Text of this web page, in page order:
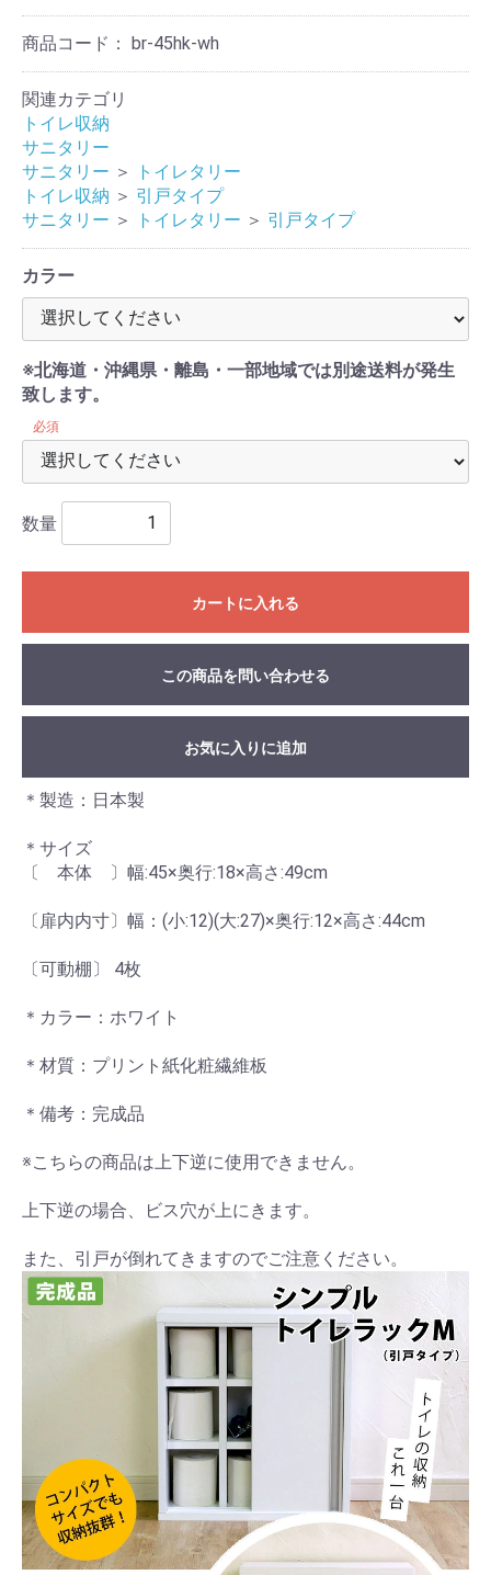
商品コード： br-45hk-wh
関連カテゴリ
トイレ収納
サニタリー
サニタリー ＞
トイレタリー
トイレ収納 ＞ 引戸タイプ
サニタリー ＞ トイレタリー ＞ 引戸タイプ
カラー
※北海道・沖縄県・離島・一部地域では別途送料が発生
致します。
必須
数量
カートに入れる
この商品を問い合わせる
お気に入りに追加
＊製造：日本製
＊サイズ
〔 本体 〕幅:45×奥行:18×高さ:49cm
〔扉内内寸〕幅：(小:12)(大:27)×奥行:12×高さ:44cm
〔可動棚〕 4枚
＊カラー：ホワイト
＊材質：プリント紙化粧繊維板
＊備考：完成品
※こちらの商品は上下逆に使用できません。
上下逆の場合、ビス穴が上にきます。
また、引戸が倒れてきますのでご注意ください。